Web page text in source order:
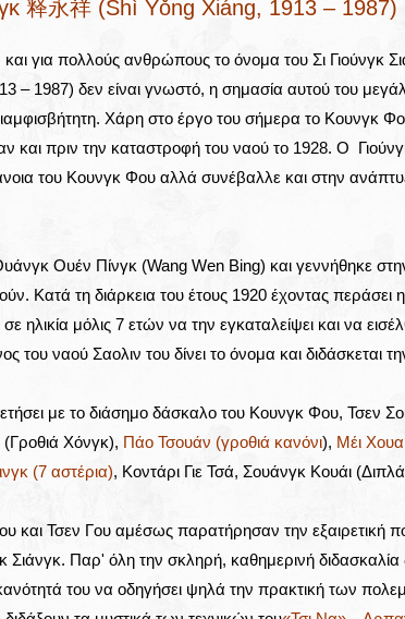
释永祥 (Shì Yǒng Xiáng, 1913 – 1987)
για πολλούς ανθρώπους το όνομα του Σι Γιούνγκ
– 1987) δεν είναι γνωστό, η σημασία αυτού του
Χάρη στο έργο του σήμερα το Κουνγκ
και πριν την καταστροφή του ναού το 1928. Ο
του Κουνγκ Φου αλλά συνέβαλλε και στην
Ουέν Πίνγκ (Wang Wen Bing) και γεννήθηκε
Κατά τη διάρκεια του έτους 1920 έχοντας περάσει
ηλικία μόλις 7 ετών να την εγκαταλείψει και να
του ναού Σαολιν του δίνει το όνομα και διδάσκεται
με το διάσημο δάσκαλο του Κουνγκ Φου, Τσεν
Χόνγκ), Πάο Τσουάν (γροθιά κανόνι), Μέι
(7 αστέρια), Κοντάρι Γιε Τσά, Σουάνγκ Κουάι
και Τσεν Γου αμέσως παρατήρησαν την εξαιρετική
Σιάνγκ. Παρ' όλη την σκληρή, καθημερινή διδασκαλία
του να οδηγήσει ψηλά την πρακτική των